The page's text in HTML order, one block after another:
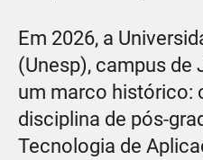
Em 2026, a
(Unesp), campus de
um marco histórico:
disciplina de pós-
Tecnologia de